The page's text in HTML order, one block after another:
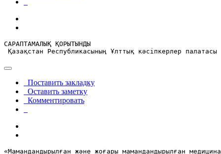
САРАПТАМАЛЫҚ ҚОРЫТЫНДЫ
Қазақстан Республикасының Ұлттық кәсіпкерлер палатасы
Поставить закладку
Оставить заметку
Комментировать
«Мамандандырылған және жоғары мамандандырылған